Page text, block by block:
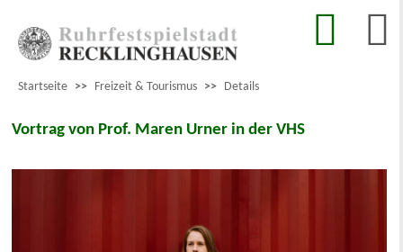
Startseite >> Freizeit & Tourismus >> Details
Vortrag von Prof. Maren Urner in der VHS